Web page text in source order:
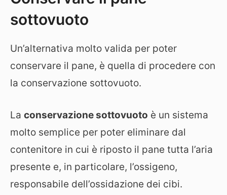
sottovuoto
Un’alternativa molto valida per poter
conservare il pane, è quella di procedere con
la conservazione sottovuoto.
La conservazione sottovuoto è un sistema
molto semplice per poter eliminare dal
contenitore in cui è riposto il pane tutta l’aria
presente e, in particolare, l’ossigeno,
responsabile dell’ossidazione dei cibi.